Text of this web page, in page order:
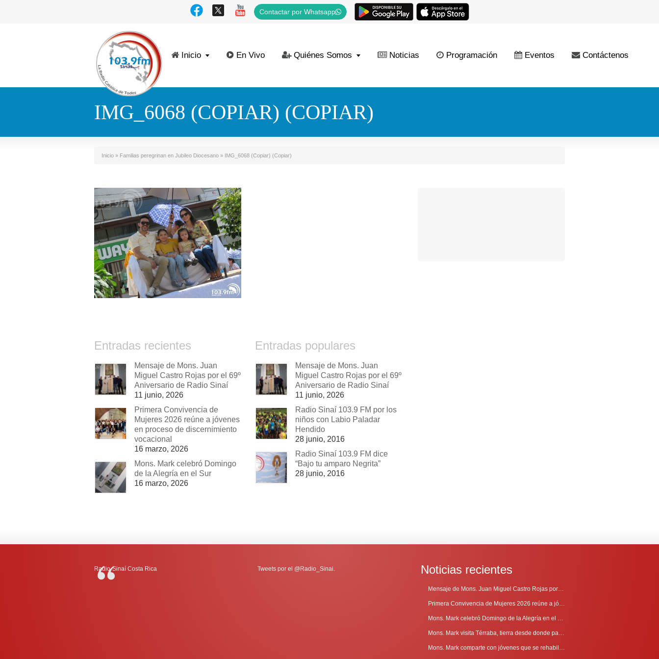
Contactar por Whatsapp
Inicio En Vivo Quiénes Somos Noticias Programación Eventos Contáctenos
IMG_6068 (COPIAR) (COPIAR)
Inicio » Familias peregrinan en Jubileo Diocesano » IMG_6068 (Copiar) (Copiar)
Entradas recientes
Mensaje de Mons. Juan
Miguel Castro Rojas por el 69º
Aniversario de Radio Sinaí
11 junio, 2026
Primera Convivencia de
Mujeres 2026 reúne a jóvenes
en proceso de discernimiento
vocacional
16 marzo, 2026
Mons. Mark celebró Domingo
de la Alegría en el Sur
16 marzo, 2026
Entradas populares
Mensaje de Mons. Juan
Miguel Castro Rojas por el 69º
Aniversario de Radio Sinaí
11 junio, 2026
Radio Sinaí 103.9 FM por los
niños con Labio Paladar
Hendido
28 junio, 2016
Radio Sinaí 103.9 FM dice
“Bajo tu amparo Negrita”
28 junio, 2016
Radio-Sinaí Costa Rica Tweets por el @Radio_Sinai. Noticias recientes
Mensaje de Mons. Juan Miguel Castro Rojas por el 69º Aniversario de Radio Sinaí
Primera Convivencia de Mujeres 2026 reúne a jóvenes en proceso de discernimiento vocacional
Mons. Mark celebró Domingo de la Alegría en el Sur
Mons. Mark visita Térraba, tierra desde donde parte la evangelización
Mons. Mark comparte con jóvenes que se rehabilitan en Comunidad Cenáculo